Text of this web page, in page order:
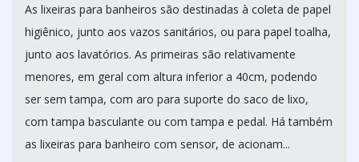
As lixeiras para banheiros são destinadas à coleta de papel
higiênico, junto aos vazos sanitários, ou para papel toalha,
junto aos lavatórios. As primeiras são relativamente
menores, em geral com altura inferior a 40cm, podendo
ser sem tampa, com aro para suporte do saco de lixo,
com tampa basculante ou com tampa e pedal. Há também
as lixeiras para banheiro com sensor, de acionam...